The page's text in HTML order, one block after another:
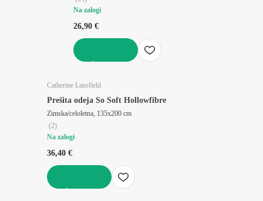
Na zalogi
26,90 €
Catherine Lansfield
Prešita odeja So Soft Hollowfibre
Zimska/celoletna, 135x200 cm
(2)
Na zalogi
36,40 €